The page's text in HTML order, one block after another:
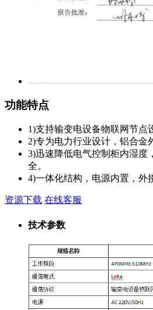
功能特点
1)支持输变电设备物联网节点
2)专为电力行业设计，铝合金
3)迅速降低电气控制柜内湿度
全。
4)一体化结构，电源内置，外
资源下载 在线客服
技术参数